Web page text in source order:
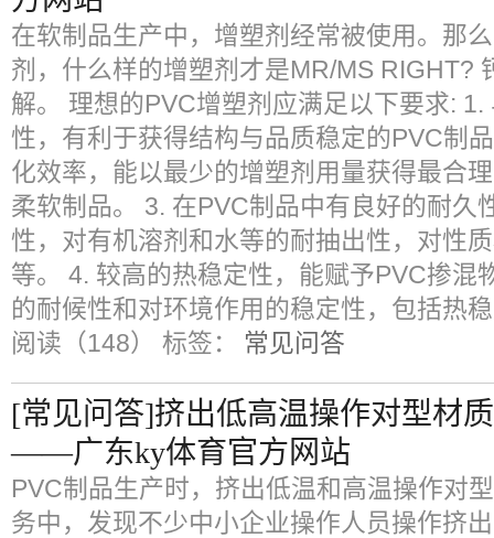
在软制品生产中，增塑剂经常被使用。那
剂，什么样的增塑剂才是MR/MS RIGHT?
解。 理想的PVC增塑剂应满足以下要求:
性，有利于获得结构与品质稳定的PVC制
化效率，能以最少的增塑剂用量获得最合
柔软制品。 3. 在PVC制品中有良好的耐久
性，对有机溶剂和水等的耐抽出性，对性
等。 4. 较高的热稳定性，能赋予PVC掺混
的耐候性和对环境作用的稳定性，包括热
阅读（148） 标签： 常见问答
[常见问答]挤出低高温操作对型材
——广东ky体育官方网站
PVC制品生产时，挤出低温和高温操作对
务中，发现不少中小企业操作人员操作挤